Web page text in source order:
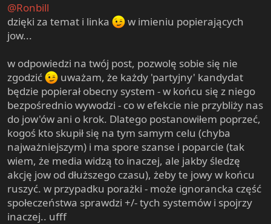
@Ronbill
dzięki za temat i linka
w imieniu popierających
jow...
w odpowiedzi na twój post, pozwolę sobie się nie
zgodzić
uważam, że każdy 'partyjny' kandydat
będzie popierał obecny system - w końcu się z niego
bezpośrednio wywodzi - co w efekcie nie przybliży nas
do jow'ów ani o krok. Dlatego postanowiłem poprzeć,
kogoś kto skupił się na tym samym celu (chyba
najważniejszym) i ma spore szanse i poparcie (tak
wiem, że media widzą to inaczej, ale jakby śledzę
akcję jow od dłuższego czasu), żeby te jowy w końcu
ruszyć. w przypadku porażki - może ignorancka część
społeczeństwa sprawdzi +/- tych systemów i spojrzy
inaczej.. ufff